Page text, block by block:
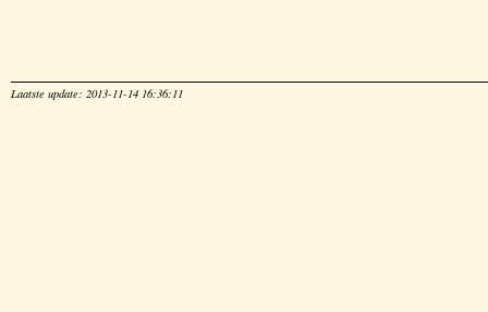
Laatste update: 2013-11-14 16:36:11